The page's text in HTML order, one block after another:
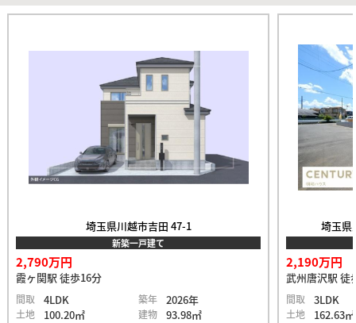
埼玉県川越市吉田 47-1
新築一戸建て
2,790万円
霞ヶ関駅 徒歩16分
間取 4LDK 築年 2026年
土地 100.20㎡ 建物 93.98㎡
埼玉県
2,190万円
武州唐沢駅 徒
間取 3LDK
土地 162.63㎡